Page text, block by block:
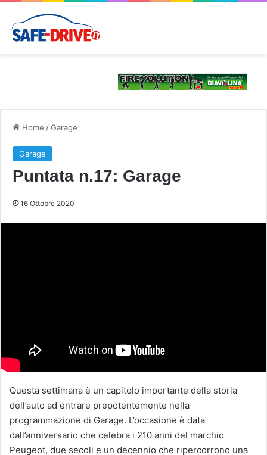
Home /Garage
Garage
Puntata n.17: Garage
16 Ottobre 2020
Questa settimana è un capitolo importante della storia
dell’auto ad entrare prepotentemente nella
programmazione di Garage. L’occasione è data
dall’anniversario che celebra i 210 anni del marchio
Peugeot, due secoli e un decennio che ripercorrono una